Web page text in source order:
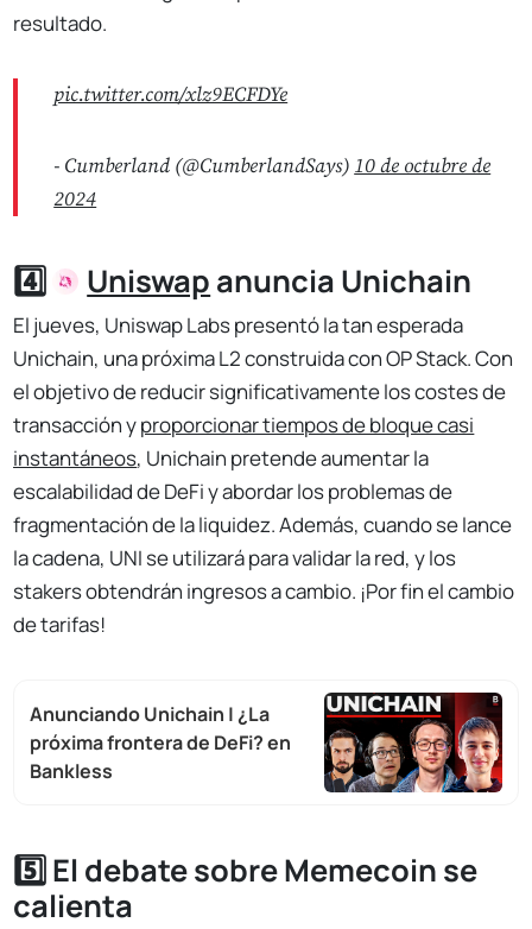
resultado.
pic.twitter.com/xlz9ECFDYe
- Cumberland (@CumberlandSays) 10 de octubre de
2024
4️⃣ Uniswap anuncia Unichain
El jueves, Uniswap Labs presentó la tan esperada
Unichain, una próxima L2 construida con OP Stack. Con
el objetivo de reducir significativamente los costes de
transacción yproporcionar tiempos de bloque casi
instantáneos, Unichain pretende aumentar la
escalabilidad de DeFi y abordar los problemas de
fragmentación de la liquidez. Además, cuando se lance
la cadena, UNI se utilizará para validar la red, y los
stakers obtendrán ingresos a cambio. ¡Por fin el cambio
de tarifas!
Anunciando Unichain | ¿La
próxima frontera de DeFi? en
Bankless
5️⃣ El debate sobre Memecoin se
calienta